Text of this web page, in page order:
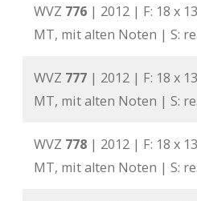
WVZ 776 | 2012 | F: 18 x
MT, mit alten Noten | S:
WVZ 777 | 2012 | F: 18 x
MT, mit alten Noten | S:
WVZ 778 | 2012 | F: 18 x
MT, mit alten Noten | S: